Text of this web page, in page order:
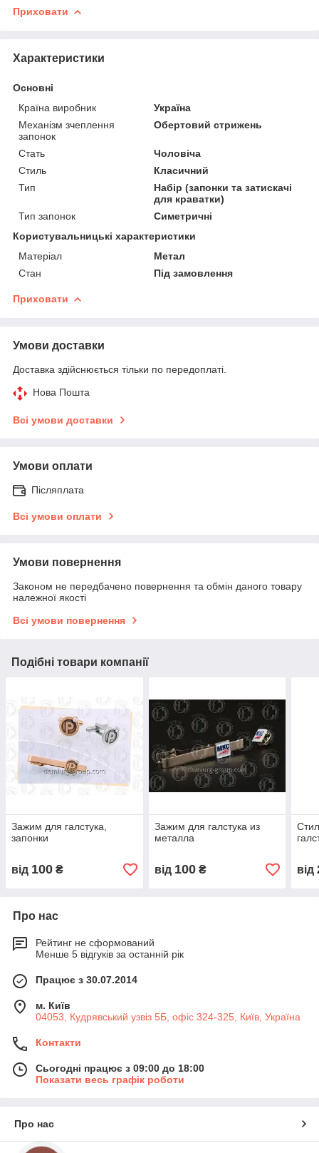
Приховати
Характеристики
Основні
Країна виробник
Україна
Механізм зчеплення
запонок
Обертовий стрижень
Стать
Чоловіча
Стиль
Класичний
Тип
Набір (запонки та затискачі
для краватки)
Тип запонок
Симетричні
Користувальницькі характеристики
Матеріал
Метал
Стан
Під замовлення
Приховати
Умови доставки
Доставка здійснюється тільки по передоплаті.
Нова Пошта
Всі умови доставки
Умови оплати
Післяплата
Всі умови оплати
Умови повернення
Законом не передбачено повернення та обмін даного товару
належної якості
Всі умови повернення
Подібні товари компанії
Зажим для галстука,
запонки
від 100 ₴
Зажим для галстука из
металла
від 100₴ від
Про нас
Рейтинг не сформований
Менше 5 відгуків за останній рік
Працює з 30.07.2014
м. Київ
04053, Кудрявський узвіз 5Б, офіс 324-325, Київ, Україна
Контакти
Сьогодні працює з 09:00 до 18:00
Показати весь графік роботи
Про нас